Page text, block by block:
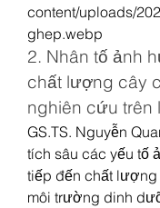
content/uploads/
ghep.webp
2. Nhân tố ảnh
chất lượng cây
nghiên cứu trên
GS.TS. Nguyễn
tích sâu các yếu tố
tiếp đến chất
môi trường dinh